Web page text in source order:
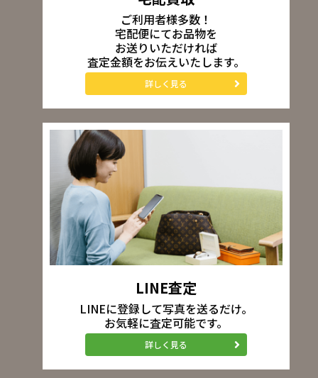
ご利用者様多数！
宅配便にてお品物を
お送りいただければ
査定金額をお伝えいたします。
詳しく見る
LINE査定
LINEに登録して写真を送るだけ。
お気軽に査定可能です。
詳しく見る